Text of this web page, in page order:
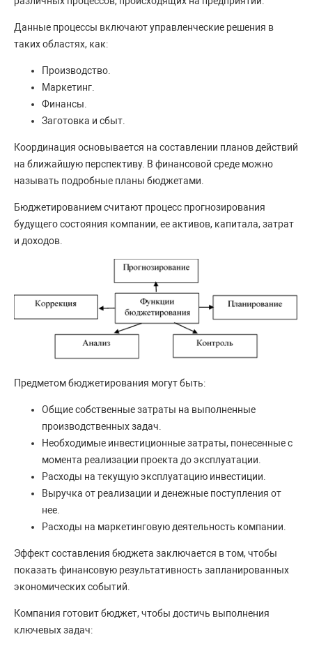
Данные процессы включают управленческие решения в
таких областях, как:
Производство.
Маркетинг.
Финансы.
Заготовка и сбыт.
Координация основывается на составлении планов действий
на ближайшую перспективу. В финансовой среде можно
называть подробные планы бюджетами.
Бюджетированием считают процесс прогнозирования
будущего состояния компании, ее активов, капитала, затрат
и доходов.
Предметом бюджетирования могут быть:
Общие собственные затраты на выполненные
производственных задач.
Необходимые инвестиционные затраты, понесенные с
момента реализации проекта до эксплуатации.
Расходы на текущую эксплуатацию инвестиции.
Выручка от реализации и денежные поступления от
нее.
Расходы на маркетинговую деятельность компании.
Эффект составления бюджета заключается в том, чтобы
показать финансовую результативность запланированных
экономических событий.
Компания готовит бюджет, чтобы достичь выполнения
ключевых задач: